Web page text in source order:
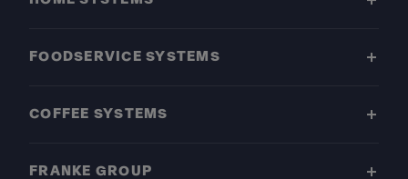
FOODSERVICE SYSTEMS
COFFEE SYSTEMS
FRANKE GROUP